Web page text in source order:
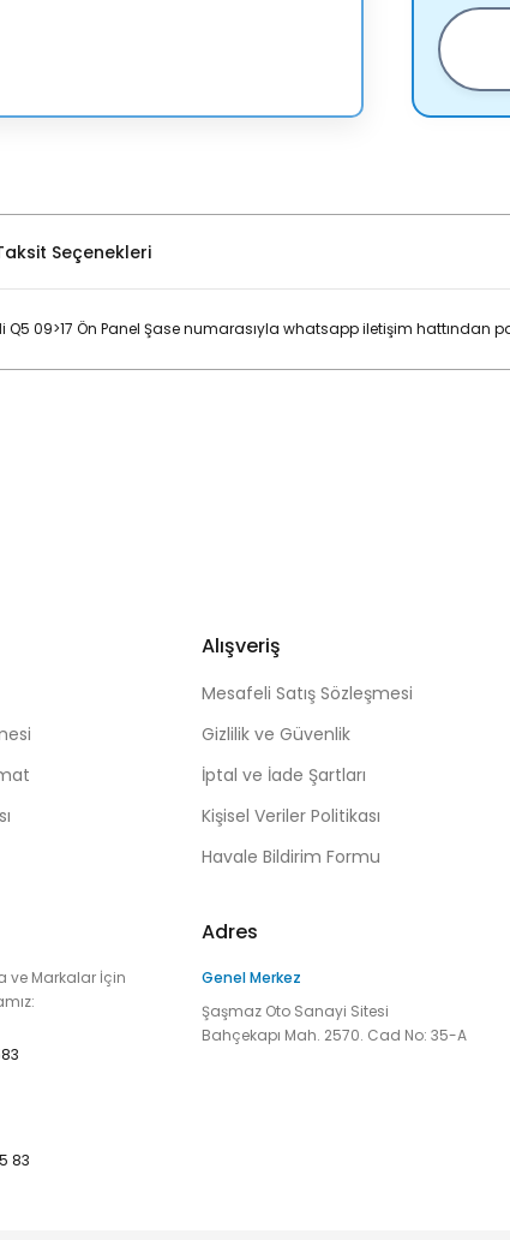
Seçenekleri
Q5 09>17 Ön Panel Şase numarasıyla whatsapp iletişim
Alışveriş
Mesafeli Satış Sözleşmesi
Gizlilik ve Güvenlik
İptal ve İade Şartları
Kişisel Veriler Politikası
Havale Bildirim Formu
ve Markalar İçin
83
Adres
Genel Merkez
Şaşmaz Oto Sanayi Sitesi
Bahçekapı Mah. 2570. Cad No: 35-A